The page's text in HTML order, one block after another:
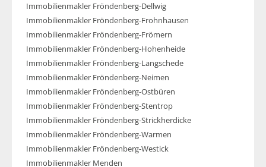
Immobilienmakler Fröndenberg-Dellwig
Immobilienmakler Fröndenberg-Frohnhausen
Immobilienmakler Fröndenberg-Frömern
Immobilienmakler Fröndenberg-Hohenheide
Immobilienmakler Fröndenberg-Langschede
Immobilienmakler Fröndenberg-Neimen
Immobilienmakler Fröndenberg-Ostbüren
Immobilienmakler Fröndenberg-Stentrop
Immobilienmakler Fröndenberg-Strickherdicke
Immobilienmakler Fröndenberg-Warmen
Immobilienmakler Fröndenberg-Westick
Immobilienmakler Menden